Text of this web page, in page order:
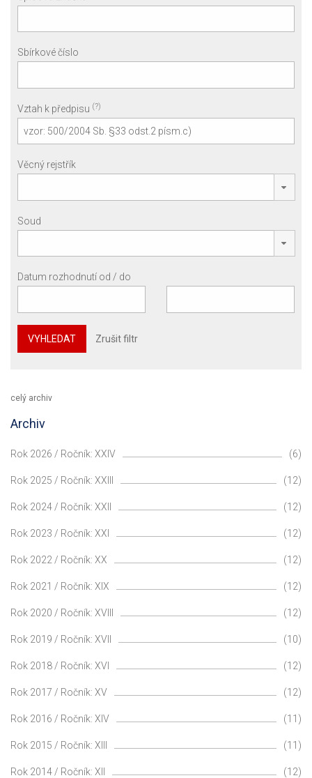
Sbírkové číslo
Vztah k předpisu (?)
Věcný rejstřík
Soud
Datum rozhodnutí od / do
VYHLEDAT Zrušit filtr
celý archiv
Archiv
Rok 2026 / Ročník: XXIV (6)
Rok 2025 / Ročník: XXIII (12)
Rok 2024 / Ročník: XXII (12)
Rok 2023 / Ročník: XXI (12)
Rok 2022 / Ročník: XX (12)
Rok 2021 / Ročník: XIX (12)
Rok 2020 / Ročník: XVIII (12)
Rok 2019 / Ročník: XVII (10)
Rok 2018 / Ročník: XVI (12)
Rok 2017 / Ročník: XV (12)
Rok 2016 / Ročník: XIV (11)
Rok 2015 / Ročník: XIII (11)
Rok 2014 / Ročník: XII (12)